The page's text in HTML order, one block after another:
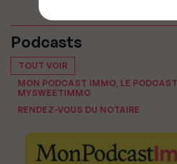
Podcasts
TOUT VOIR
MON PODCAST IMMO, LE
MYSWEETIMMO
RENDEZ-VOUS DU NOTAIRE